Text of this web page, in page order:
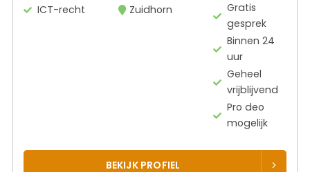
ICT-recht Zuidhorn
Gratis
gesprek
Binnen 24
uur
Geheel
vrijblijvend
Pro deo
mogelijk
BEKIJK PROFIEL